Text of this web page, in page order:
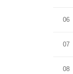
06
07
08